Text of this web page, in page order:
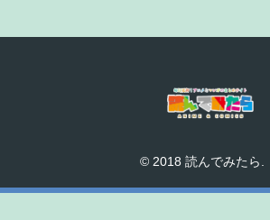
© 2018 読んでみたら.